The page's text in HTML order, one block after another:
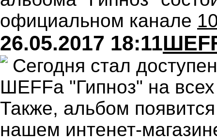
официальном канале
26.05.2017 18:11
Сегодня стал
ШЕFFa "Гипноз" на
Также, альбом
нашем интенет-